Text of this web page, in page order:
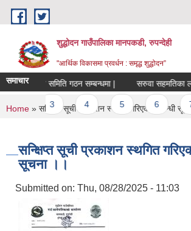
Skip to main content
शुद्धोदन गाउँपालिका मानपकडी, रुपन्देही
"आर्थिक विकासमा प्रवर्धन : समृद्ध शुद्धोदन”
समाचार
जिन्सी निरीक्षण समिति गठन सम्बन्धमा | सरुवा सहमतिका लागि
4 5 6 7
You are here
Home » सन्क्षिप्त सूची प्रकाशन स्थगित गरिएको सम्बन्धी
सन्क्षिप्त सूची प्रकाशन स्थगित
सूचना ।।
Submitted on: Thu, 08/28/2025 - 11:03